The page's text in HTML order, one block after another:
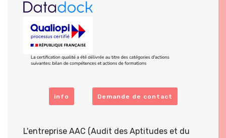
info Demande de contact
L'entreprise AAC (Audit des Aptitudes et du